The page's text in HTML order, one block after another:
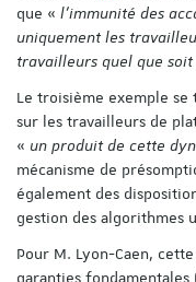
que « l’immunité des
uniquement les
travailleurs quel que
Le troisième exemple
sur les travailleurs de
« un produit de cette
mécanisme de
également des
gestion des algorithmes
Pour M. Lyon-Caen,
garanties